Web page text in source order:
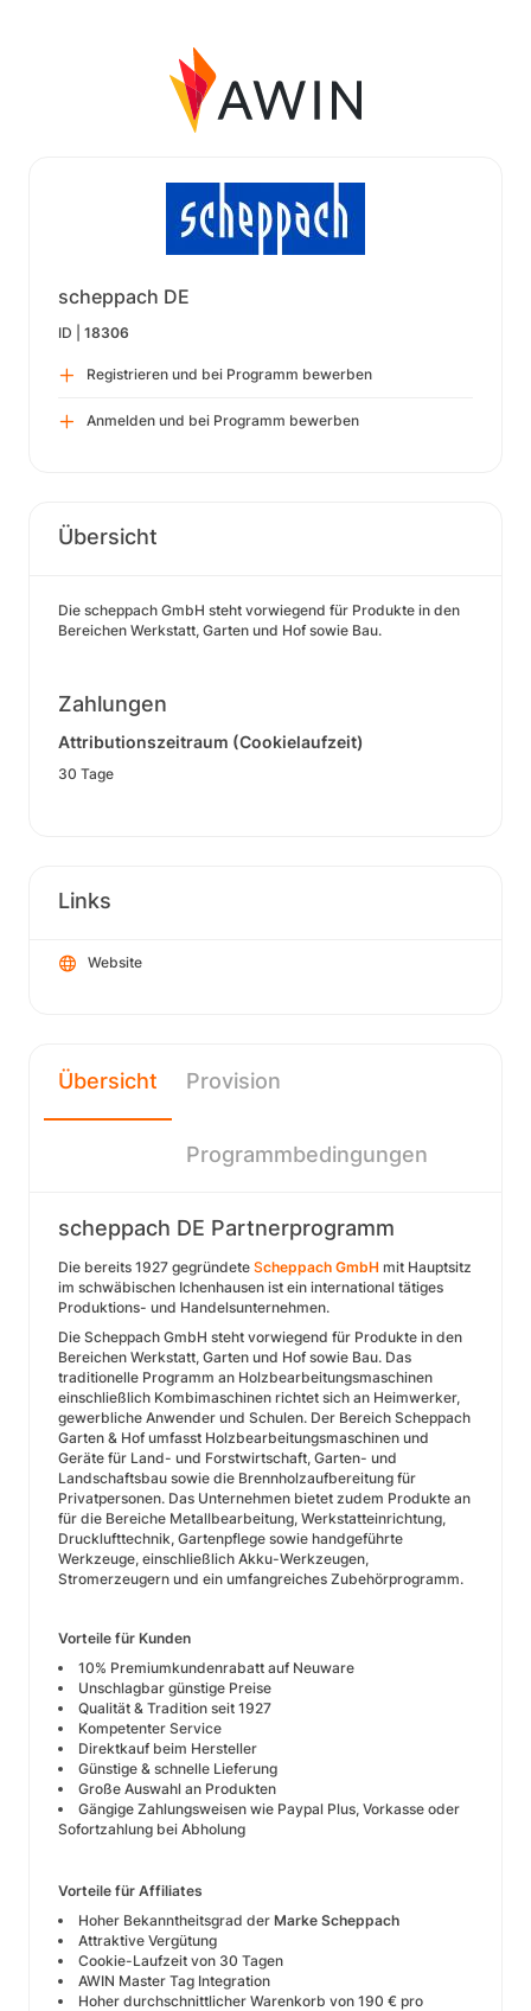
scheppach DE
ID | 18306
Registrieren und bei Programm bewerben
Anmelden und bei Programm bewerben
Übersicht
Die scheppach GmbH steht vorwiegend für Produkte in den
Bereichen Werkstatt, Garten und Hof sowie Bau.
Zahlungen
Attributionszeitraum (Cookielaufzeit)
30 Tage
Links
Website
Übersicht Provision
Programmbedingungen
scheppach DE Partnerprogramm
Die bereits 1927 gegründete Scheppach GmbH mit Hauptsitz
im schwäbischen Ichenhausen ist ein international tätiges
Produktions- und Handelsunternehmen.
Die Scheppach GmbH steht vorwiegend für Produkte in den
Bereichen Werkstatt, Garten und Hof sowie Bau. Das
traditionelle Programm an Holzbearbeitungsmaschinen
einschließlich Kombimaschinen richtet sich an Heimwerker,
gewerbliche Anwender und Schulen. Der Bereich Scheppach
Garten & Hof umfasst Holzbearbeitungsmaschinen und
Geräte für Land- und Forstwirtschaft, Garten- und
Landschaftsbau sowie die Brennholzaufbereitung für
Privatpersonen. Das Unternehmen bietet zudem Produkte an
für die Bereiche Metallbearbeitung, Werkstatteinrichtung,
Drucklufttechnik, Gartenpflege sowie handgeführte
Werkzeuge, einschließlich Akku-Werkzeugen,
Stromerzeugern und ein umfangreiches Zubehörprogramm.
Vorteile für Kunden
10% Premiumkundenrabatt auf Neuware
Unschlagbar günstige Preise
Qualität & Tradition seit 1927
Kompetenter Service
Direktkauf beim Hersteller
Günstige & schnelle Lieferung
Große Auswahl an Produkten
Gängige Zahlungsweisen wie Paypal Plus, Vorkasse oder
Sofortzahlung bei Abholung
Vorteile für Affiliates
Hoher Bekanntheitsgrad der Marke Scheppach
Attraktive Vergütung
Cookie-Laufzeit von 30 Tagen
AWIN Master Tag Integration
Hoher durchschnittlicher Warenkorb von 190 € pro